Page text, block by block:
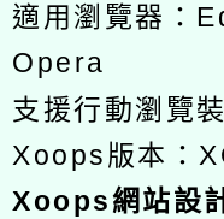
適用瀏覽器：
Opera
支援行動瀏覽
Xoops版本：
Xoops網站設